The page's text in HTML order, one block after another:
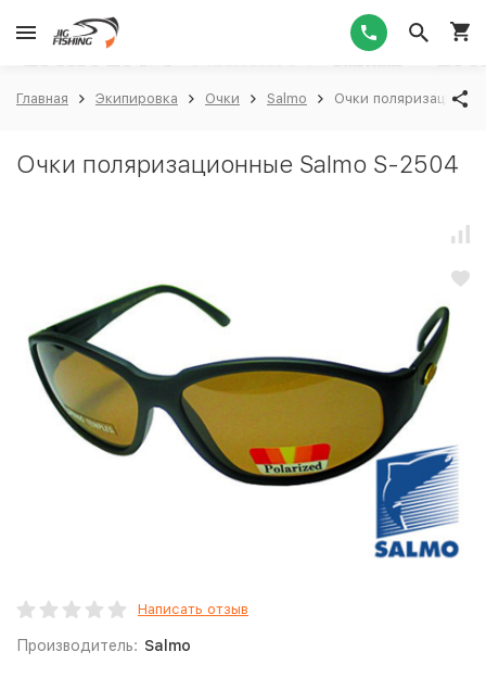
Главная Экипировка Очки Salmo Очки
Очки поляризационные Salmo S-2504
Написать отзыв
Производитель: Salmo